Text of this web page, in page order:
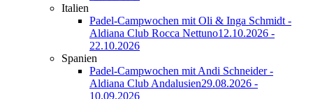
Italien
Padel-Campwochen mit Oli & Inga Schmidt -
Aldiana Club Rocca Nettuno12.10.2026 -
22.10.2026
Spanien
Padel-Campwochen mit Andi Schneider -
Aldiana Club Andalusien29.08.2026 -
10.09.2026